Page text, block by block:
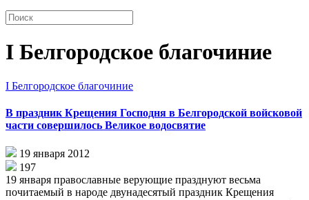
I Белгородское благочиние
I Белгородское благочиние
В праздник Крещения Господня в Белгородской войсковой
части совершилось Великое водосвятие
19 января 2012
197
19 января православные верующие празднуют весьма
почитаемый в народе двунадесятый праздник Крещения